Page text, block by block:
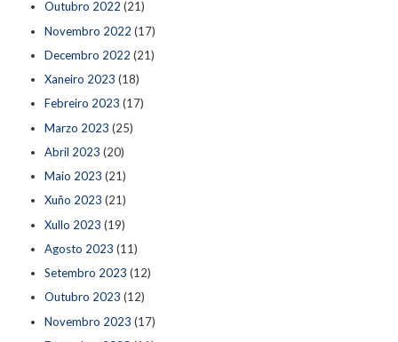
Outubro 2022 (21)
Novembro 2022 (17)
Decembro 2022 (21)
Xaneiro 2023 (18)
Febreiro 2023 (17)
Marzo 2023 (25)
Abril 2023 (20)
Maio 2023 (21)
Xuño 2023 (21)
Xullo 2023 (19)
Agosto 2023 (11)
Setembro 2023 (12)
Outubro 2023 (12)
Novembro 2023 (17)